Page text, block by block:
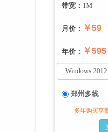
带宽： 1M
月价： ￥59
年价： ￥595
郑州多线
多年购买享